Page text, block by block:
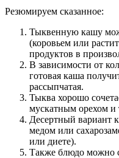
Резюмируем сказанное:
Тыквенную кашу
(коровьем или
продуктов в
В зависимости от
готовая каша
рассыпчатая.
Тыква хорошо
мускатным орехом и
Десертный вариант
медом или
или диете).
Также блюдо можно